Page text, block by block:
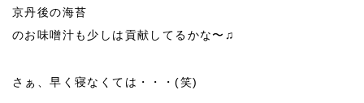
京丹後の海苔
のお味噌汁も少しは貢献してるかな〜♫
さぁ、早く寝なくては・・・(笑)